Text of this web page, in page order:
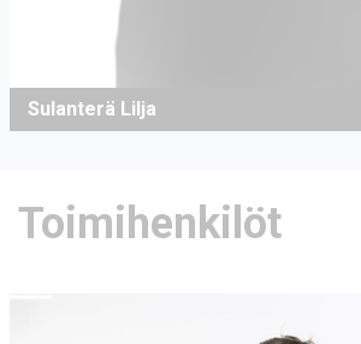
Sulanterä Lilja
Toimihenkilöt